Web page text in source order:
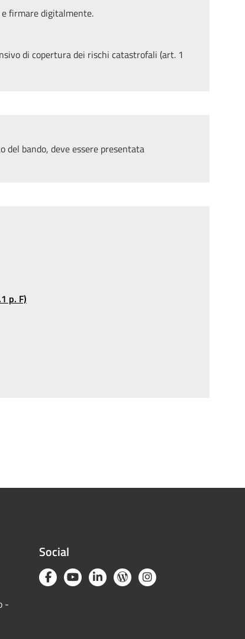
e firmare digitalmente.
di copertura dei rischi catastrofali (art. 1
del bando, deve essere presentata
p. F)
-
Social